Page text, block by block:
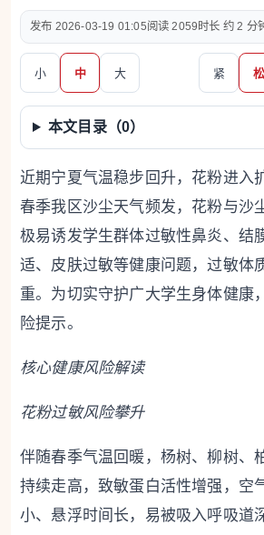
2026-03-19 01:05 2059 约 2 分
小 中 大 紧 松
本文目录（0）
近期宁夏气温稳步回升，花粉进入
春季我区沙尘天气频发，花粉与沙
极易诱发学生群体过敏性鼻炎、结
适、皮肤过敏等健康问题，过敏体
重。为切实守护广大学生身体健康
险提示。
核心健康风险解读
花粉过敏风险攀升
伴随春季气温回暖，杨树、柳树、
持续走高，致敏蛋白活性增强，空
小、悬浮时间长，易被吸入呼吸道